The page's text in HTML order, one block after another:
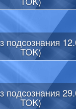
подсознания
TOK)
подсознания
TOK)